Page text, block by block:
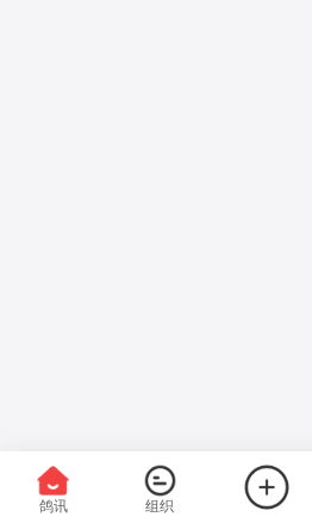
鸽讯 组织